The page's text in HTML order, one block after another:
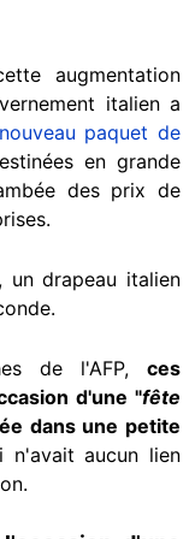
augmentation
italien a
nouveau paquet de
en grande
des prix de
un drapeau italien
de l'AFP, ces
d'une "fête
dans une petite
n'avait aucun lien